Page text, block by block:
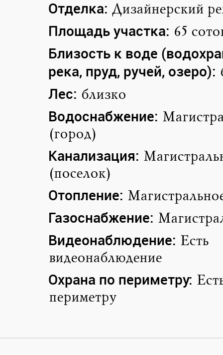
Отделка: Дизайнерский
Площадь участка: 65
Близость к воде
река, пруд, ручей, озеро):
Лес: близко
Водоснабжение:
(город)
Канализация:
(поселок)
Отопление:
Газоснабжение:
Видеонаблюдение: Есть
видеонаблюдение
Охрана по периметру:
периметру